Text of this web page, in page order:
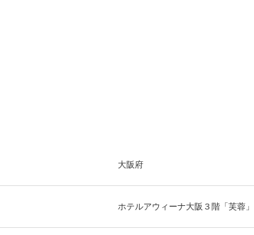
大阪府
ホテルアウィーナ大阪３階「芙蓉」